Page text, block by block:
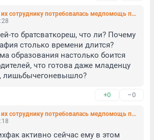
В МГУ заявили, что их сотруднику потребовалась медпомощь после скандала с отцом 9-летней студентки Тепляковой
то братсваткореш, что ли? Почему
столько времени длится?
образования настолько боится
что готова даже младенцу
лишьбычегоневышло?
+0 –0
В МГУ заявили, что их сотруднику потребовалась медпомощь после скандала с отцом 9-летней студентки Тепляковой
активно сейчас ему в этом